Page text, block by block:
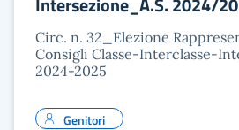
Circ. n. 32_Elezione
Consigli Classe-Interclasse-
2024-2025
Genitori